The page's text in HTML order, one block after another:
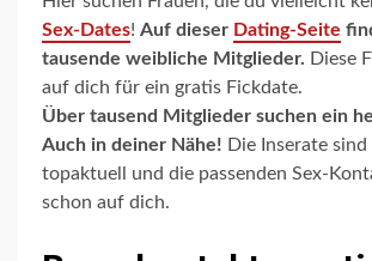
Sex-Dates! Auf dieser Dating-Seite
tausende weibliche Mitglieder. Diese
auf dich für ein gratis Fickdate.
Über tausend Mitglieder suchen ein
Auch in deiner Nähe! Die Inserate
topaktuell und die passenden Sex-
schon auf dich.